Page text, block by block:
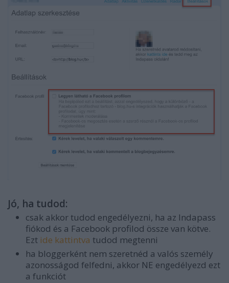
Jó, ha tudod:
csak akkor tudod engedélyezni, ha az Indapass
fiókod és a Facebook profilod össze van kötve.
Ezt ide kattintva tudod megtenni
ha bloggerként nem szeretnéd a valós személy
azonosságod felfedni, akkor NE engedélyezd ezt
a funkciót